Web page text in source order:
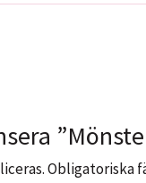
Obligatoriska